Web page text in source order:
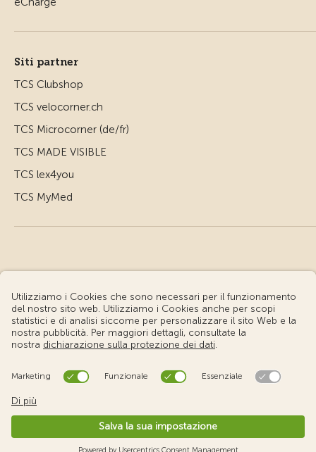
Siti partner
TCS Clubshop
TCS velocorner.ch
TCS Microcorner (de/fr)
TCS MADE VISIBLE
TCS lex4you
TCS MyMed
© Touring Club Svizzero
Condizioni d'uso – Informazioni giuridiche
Impostazione cookie